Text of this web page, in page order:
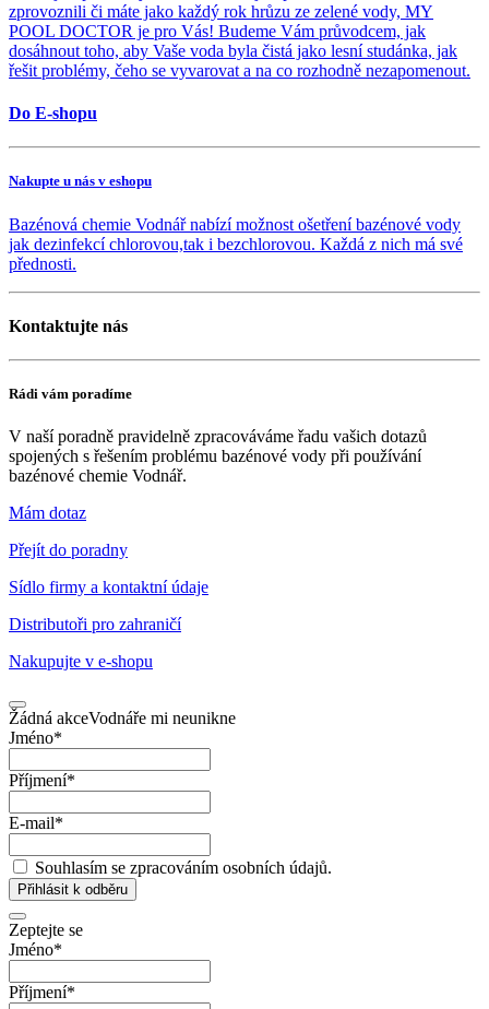
zprovoznili či máte jako každý rok hrůzu ze zelené vody, MY
POOL DOCTOR je pro Vás! Budeme Vám průvodcem, jak
dosáhnout toho, aby Vaše voda byla čistá jako lesní studánka, jak
řešit problémy, čeho se vyvarovat a na co rozhodně nezapomenout.
Do E-shopu
Nakupte u nás v eshopu
Bazénová chemie Vodnář nabízí možnost ošetření bazénové vody
jak dezinfekcí chlorovou,tak i bezchlorovou. Každá z nich má své
přednosti.
Kontaktujte nás
Rádi vám poradíme
V naší poradně pravidelně zpracováváme řadu vašich dotazů
spojených s řešením problému bazénové vody při používání
bazénové chemie Vodnář.
Mám dotaz
Přejít do poradny
Sídlo firmy a kontaktní údaje
Distributoři pro zahraničí
Nakupujte v e-shopu
Žádná akceVodnáře mi neunikne
Jméno*
Příjmení*
E-mail*
Souhlasím se zpracováním osobních údajů.
Přihlásit k odběru
Zeptejte se
Jméno*
Příjmení*